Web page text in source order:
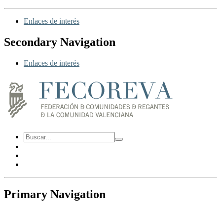
Enlaces de interés
Secondary Navigation
Enlaces de interés
Primary Navigation